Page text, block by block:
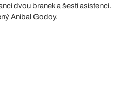
dvou branek a šesti asistencí.
Aníbal Godoy.